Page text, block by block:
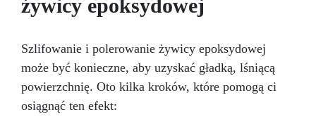
żywicy epoksydowej
Szlifowanie i polerowanie żywicy epoksydowej
może być konieczne, aby uzyskać gładką, lśniącą
powierzchnię. Oto kilka kroków, które pomogą ci
osiągnąć ten efekt: